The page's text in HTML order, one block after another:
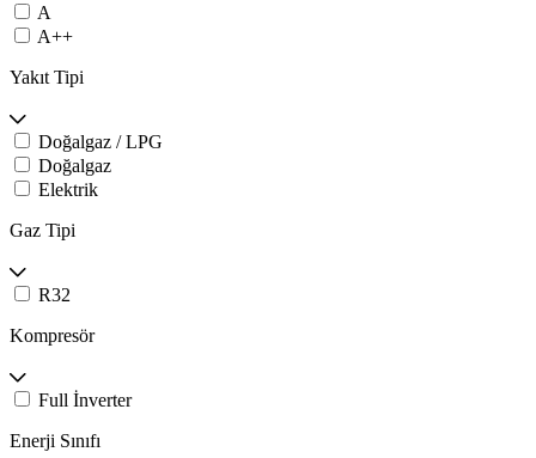
A
A++
Yakıt Tipi
Doğalgaz / LPG
Doğalgaz
Elektrik
Gaz Tipi
R32
Kompresör
Full İnverter
Enerji Sınıfı